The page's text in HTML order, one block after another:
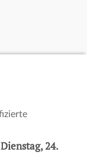
Dienstag, 24.